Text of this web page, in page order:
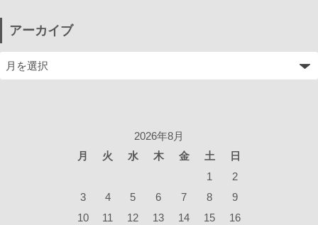
アーカイブ
2026年8月
月
火 水 木 金 土
日
1
2
3
4 5 6 7 8
9
10
11 12 13 14 15 16